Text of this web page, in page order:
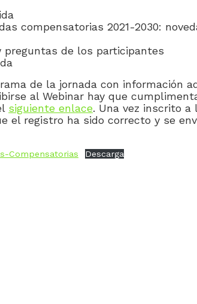
compensatorias 2021-2030:
preguntas de los participantes
de la jornada con información
al Webinar hay que
siguiente enlace. Una vez inscrito a
el registro ha sido correcto y se
Compensatorias Descarga